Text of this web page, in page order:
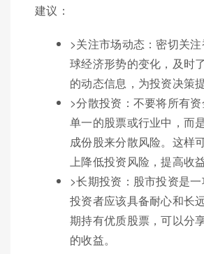
建议：
>关注市场动态：密切关
球经济形势的变化，及时
的动态信息，为投资决策
>分散投资：不要将所有
单一的股票或行业中，而
成份股来分散风险。这样
上降低投资风险，提高收
>长期投资：股市投资是一
投资者应该具备耐心和长
期持有优质股票，可以分
的收益。